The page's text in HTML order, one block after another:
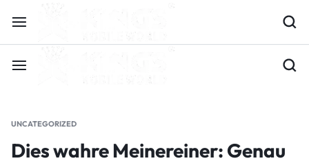
UNCATEGORIZED
Dies wahre Meinereiner: Genau